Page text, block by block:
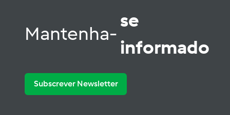
Mantenha-
se
informado
Subscrever Newsletter